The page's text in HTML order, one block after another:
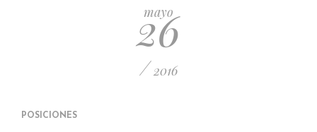
mayo
26
/ 2016
POSICIONES